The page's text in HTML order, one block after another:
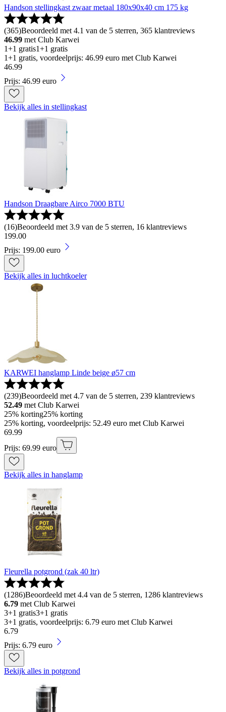
Handson stellingkast zwaar metaal 180x90x40 cm 175 kg
(365)Beoordeeld met 4.1 van de 5 sterren, 365 klantreviews
46.99 met Club Karwei
1+1 gratis1+1 gratis
1+1 gratis, voordeelprijs: 46.99 euro met Club Karwei
46.99
Prijs: 46.99 euro
Bekijk alles in stellingkast
Handson Draagbare Airco 7000 BTU
(16)Beoordeeld met 3.9 van de 5 sterren, 16 klantreviews
199.00
Prijs: 199.00 euro
Bekijk alles in luchtkoeler
KARWEI hanglamp Linde beige ø57 cm
(239)Beoordeeld met 4.7 van de 5 sterren, 239 klantreviews
52.49 met Club Karwei
25% korting25% korting
25% korting, voordeelprijs: 52.49 euro met Club Karwei
69.99
Prijs: 69.99 euro
Bekijk alles in hanglamp
Fleurella potgrond (zak 40 ltr)
(1286)Beoordeeld met 4.4 van de 5 sterren, 1286 klantreviews
6.79 met Club Karwei
3+1 gratis3+1 gratis
3+1 gratis, voordeelprijs: 6.79 euro met Club Karwei
6.79
Prijs: 6.79 euro
Bekijk alles in potgrond